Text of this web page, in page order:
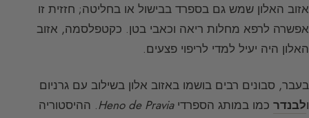
אזוב האלון שמש גם בספרד בבישול או בחליטה; חזזית זו
אפשרה לרפא מחלות ריאה וכאבי בטן. כקטפלסמה, אזוב
האלון היה יעיל למדי לריפוי פצעים.
בעבר, סבונים רבים בושמו באזוב אלון בשילוב עם גרניום
ולבנדר כמו במותג הספרדיHeno de Pravia. ההיסטוריה